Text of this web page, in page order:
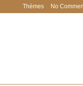
Thèmes No